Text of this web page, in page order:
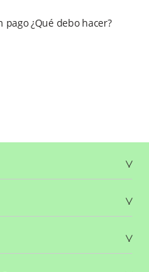
¿Qué debo hacer?